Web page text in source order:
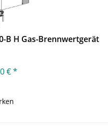
B H Gas-Brennwertgerät
€ *